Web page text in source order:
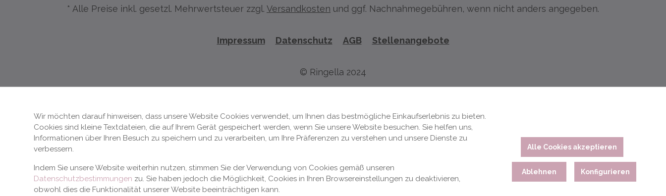
* Alle Preise inkl. gesetzl. Mehrwertsteuer zzgl. Versandkosten und ggf. Nachnahmegebühren, wenn nicht anders angegeben.
Impressum Datenschutz AGB Stellenangebote
© Ringella 2024
Wir möchten darauf hinweisen, dass unsere Website Cookies verwendet, um Ihnen das bestmögliche Einkaufserlebnis zu bieten.
Cookies sind kleine Textdateien, die auf Ihrem Gerät gespeichert werden, wenn Sie unsere Website besuchen. Sie helfen uns,
Informationen über Ihren Besuch zu speichern und zu verarbeiten, um Ihre Präferenzen zu verstehen und unsere Dienste zu
verbessern.
Indem Sie unsere Website weiterhin nutzen, stimmen Sie der Verwendung von Cookies gemäß unseren
Datenschutzbestimmungen zu. Sie haben jedoch die Möglichkeit, Cookies in Ihren Browsereinstellungen zu deaktivieren,
obwohl dies die Funktionalität unserer Website beeinträchtigen kann.
Alle Cookies akzeptieren
Ablehnen Konfigurieren